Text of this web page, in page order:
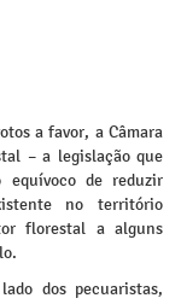
a favor, a Câmara
– a legislação que
de reduzir
no território
florestal a alguns
dos pecuaristas,